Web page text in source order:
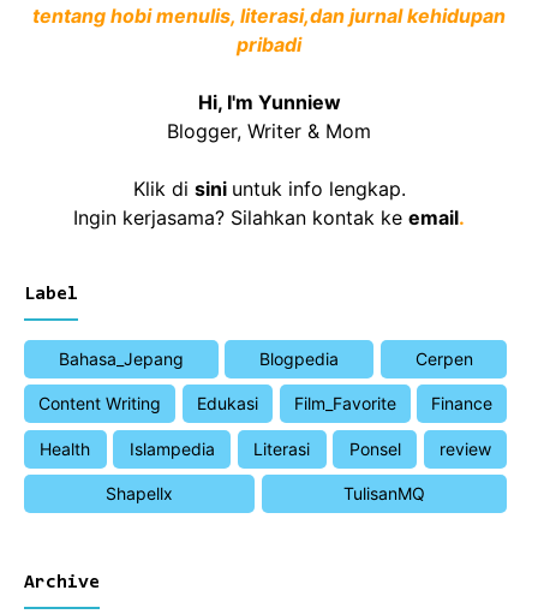
tentang hobi menulis, literasi,dan jurnal kehidupan
pribadi
Hi, I'm Yunniew
Blogger, Writer & Mom
Klik di sini untuk info lengkap.
Ingin kerjasama? Silahkan kontak ke email.
Label
Bahasa_Jepang Blogpedia Cerpen
Content Writing Edukasi Film_Favorite Finance
Health Islampedia Literasi Ponsel review
Shapellx TulisanMQ
Archive